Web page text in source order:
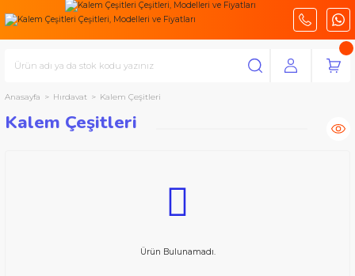
Anasayfa Hırdavat Kalem Çeşitleri
Kalem Çeşitleri
Ürün Bulunamadı.